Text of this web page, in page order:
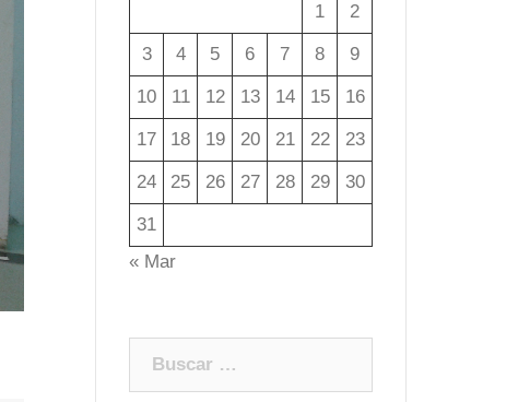
1 2
3 4 5 6 7 8 9
10 11 12 13 14 15 16
17 18 19 20 21 22 23
24 25 26 27 28 29 30
31
« Mar